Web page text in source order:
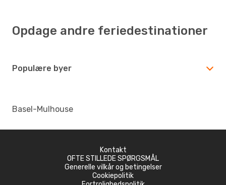
Opdage andre feriedestinationer
Populære byer
Basel-Mulhouse
Kontakt
OFTE STILLEDE SPØRGSMÅL
Generelle vilkår og betingelser
Cookiepolitik